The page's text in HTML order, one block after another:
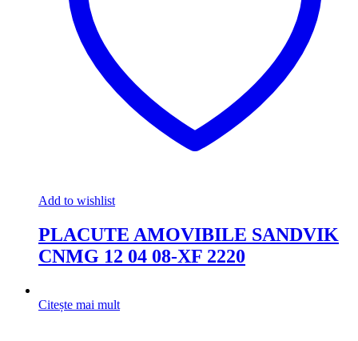
Add to wishlist
PLACUTE AMOVIBILE SANDVIK
CNMG 12 04 08-XF 2220
Citește mai mult